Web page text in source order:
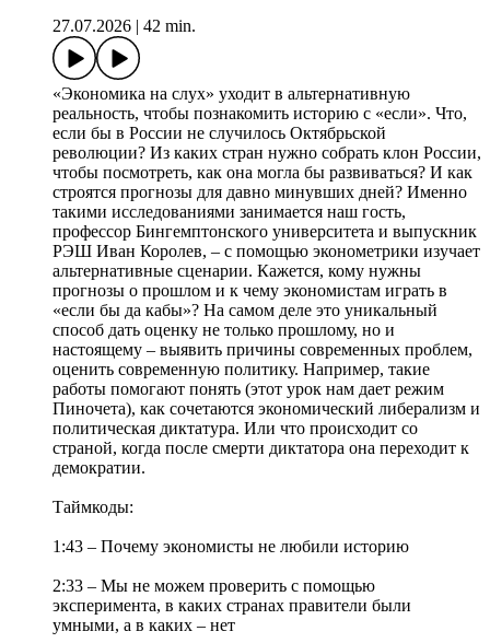
27.07.2026
42 min.
«Экономика на слух» уходит в альтернативную
реальность, чтобы познакомить историю с «если». Что,
если бы в России не случилось Октябрьской
революции? Из каких стран нужно собрать клон России,
чтобы посмотреть, как она могла бы развиваться? И как
строятся прогнозы для давно минувших дней? Именно
такими исследованиями занимается наш гость,
профессор Бингемптонского университета и выпускник
РЭШ Иван Королев, – с помощью эконометрики изучает
альтернативные сценарии. Кажется, кому нужны
прогнозы о прошлом и к чему экономистам играть в
«если бы да кабы»? На самом деле это уникальный
способ дать оценку не только прошлому, но и
настоящему – выявить причины современных проблем,
оценить современную политику. Например, такие
работы помогают понять (этот урок нам дает режим
Пиночета), как сочетаются экономический либерализм и
политическая диктатура. Или что происходит со
страной, когда после смерти диктатора она переходит к
демократии.
Таймкоды:
1:43 – Почему экономисты не любили историю
2:33 – Мы не можем проверить с помощью
эксперимента, в каких странах правители были
умными, а в каких – нет